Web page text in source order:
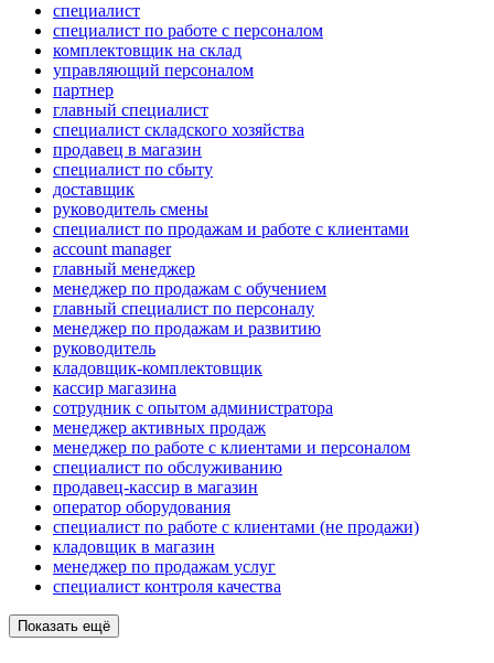
специалист
специалист по работе с персоналом
комплектовщик на склад
управляющий персоналом
партнер
главный специалист
специалист складского хозяйства
продавец в магазин
специалист по сбыту
доставщик
руководитель смены
специалист по продажам и работе с клиентами
account manager
главный менеджер
менеджер по продажам с обучением
главный специалист по персоналу
менеджер по продажам и развитию
руководитель
кладовщик-комплектовщик
кассир магазина
сотрудник с опытом администратора
менеджер активных продаж
менеджер по работе с клиентами и персоналом
специалист по обслуживанию
продавец-кассир в магазин
оператор оборудования
специалист по работе с клиентами (не продажи)
кладовщик в магазин
менеджер по продажам услуг
специалист контроля качества
Показать ещё